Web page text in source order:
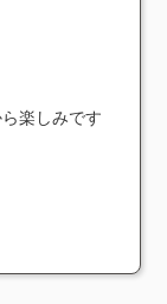
楽しみです